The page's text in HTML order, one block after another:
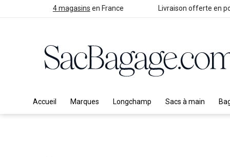
4 magasins en France Livraison offerte en
Accueil Marques Longchamp Sacs à main